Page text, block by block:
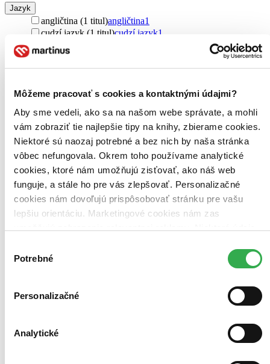
Môžeme pracovať s cookies a kontaktnými údajmi?
Aby sme vedeli, ako sa na našom webe správate, a mohli
vám zobraziť tie najlepšie tipy na knihy, zbierame cookies.
Niektoré sú naozaj potrebné a bez nich by naša stránka
vôbec nefungovala. Okrem toho používame analytické
cookies, ktoré nám umožňujú zisťovať, ako náš web
funguje, a stále ho pre vás zlepšovať. Personalizačné
cookies nám dovoľujú prispôsobovať stránku pre vašu
lepšiu orientáciu. Marketingové cookies nám zas
keby sme mohli používať všetky tieto cookies. Ďakujeme!
súhlasu
Potrebné
Personalizačné
Analytické
Jazyk
angličtina (1 titul)angličtina1
cudzí jazyk (1 titul)cudzí jazyk1
Vydavateľstvo
Clarkson Potter (1 titul)Clarkson Potter1
Obal
krabička (1 titul)
Zúžiť výber
Zoradiť
Bestsellery
Top hodnotené
Najvyššia zľava